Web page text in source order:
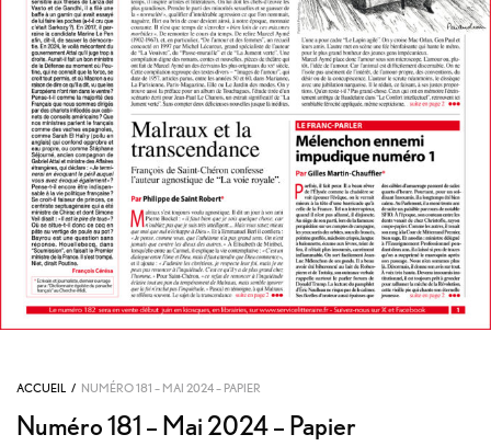
ACCUEIL / NUMÉRO 181 – MAI 2024 – PAPIER
Numéro 181 – Mai 2024 – Papier